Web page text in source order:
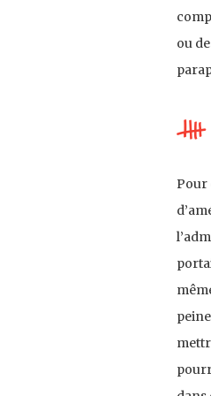
ou
Pour